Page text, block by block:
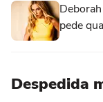
pede
Despedida